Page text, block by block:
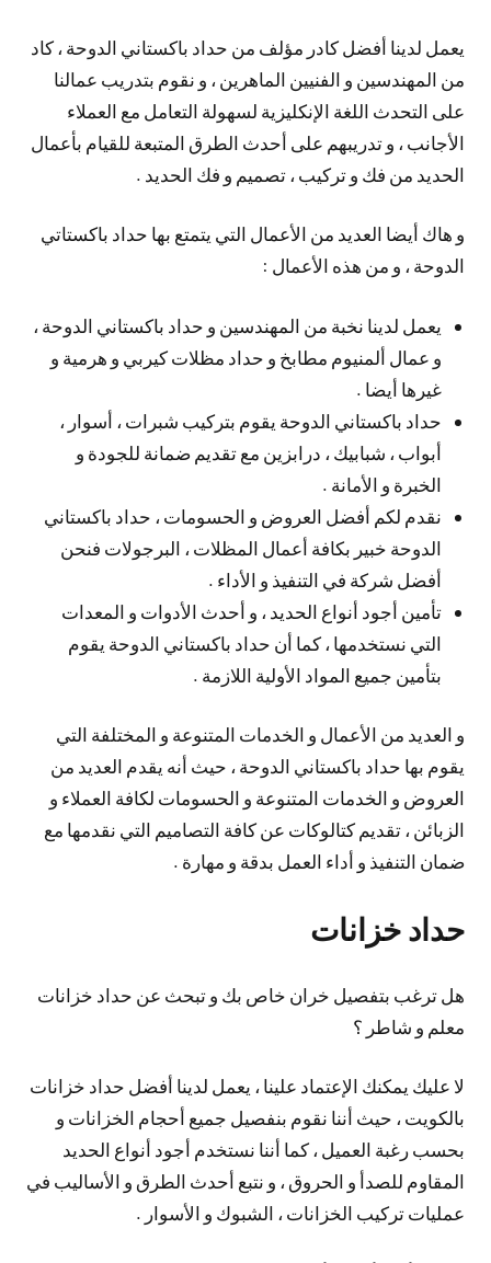
يعمل لدينا أفضل كادر مؤلف من حداد باكستاني الدوحة ، كاد
من المهندسين و الفنيين الماهرين ، و نقوم بتدريب عمالنا
على التحدث اللغة الإنكليزية لسهولة التعامل مع العملاء
الأجانب ، و تدريبهم على أحدث الطرق المتبعة للقيام بأعمال
الحديد من فك و تركيب ، تصميم و فك الحديد .
و هاك أيضا العديد من الأعمال التي يتمتع بها حداد باكستاتي
الدوحة ، و من هذه الأعمال :
يعمل لدينا نخبة من المهندسين و حداد باكستاني الدوحة ،
و عمال ألمنيوم مطابخ و حداد مظلات كيربي و هرمية و
غيرها أيضا .
حداد باكستاني الدوحة يقوم بتركيب شبرات ، أسوار ،
أبواب ، شبابيك ، درابزين مع تقديم ضمانة للجودة و
الخبرة و الأمانة .
نقدم لكم أفضل العروض و الحسومات ، حداد باكستاني
الدوحة خبير بكافة أعمال المظلات ، البرجولات فنحن
أفضل شركة في التنفيذ و الأداء .
تأمين أجود أنواع الحديد ، و أحدث الأدوات و المعدات
التي نستخدمها ، كما أن حداد باكستاني الدوحة يقوم
بتأمين جميع المواد الأولية اللازمة .
و العديد من الأعمال و الخدمات المتنوعة و المختلفة التي
يقوم بها حداد باكستاني الدوحة ، حيث أنه يقدم العديد من
العروض و الخدمات المتنوعة و الحسومات لكافة العملاء و
الزبائن ، تقديم كتالوكات عن كافة التصاميم التي نقدمها مع
ضمان التنفيذ و أداء العمل بدقة و مهارة .
حداد خزانات
هل ترغب بتفصيل خران خاص بك و تبحث عن حداد خزانات
معلم و شاطر ؟
لا عليك يمكنك الإعتماد علينا ، يعمل لدينا أفضل حداد خزانات
بالكويت ، حيث أننا نقوم بنفصيل جميع أحجام الخزانات و
بحسب رغبة العميل ، كما أننا نستخدم أجود أنواع الحديد
المقاوم للصدأ و الحروق ، و نتبع أحدث الطرق و الأساليب في
عمليات تركيب الخزانات ، الشبوك و الأسوار .